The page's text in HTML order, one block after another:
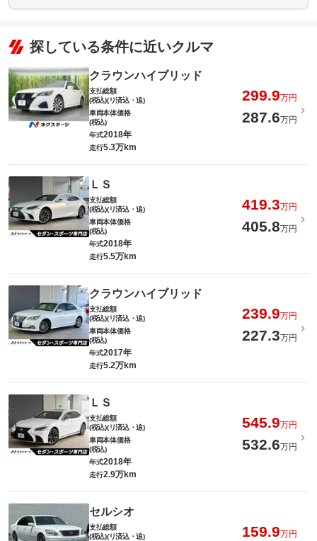
探している条件に近いクルマ
クラウンハイブリッド
支払総額
(税込)(リ済込・追)
299.9万円
車両本体価格
(税込)
287.6万円
年式2018年
走行5.3万km
ＬＳ
支払総額
(税込)(リ済込・追)
419.3万円
車両本体価格
(税込)
405.8万円
年式2018年
走行5.5万km
クラウンハイブリッド
支払総額
(税込)(リ済込・追)
239.9万円
車両本体価格
(税込)
227.3万円
年式2017年
走行5.2万km
ＬＳ
支払総額
(税込)(リ済込・追)
545.9万円
車両本体価格
(税込)
532.6万円
年式2018年
走行2.9万km
セルシオ
支払総額
(税込)(リ済込・追)
159.9万円